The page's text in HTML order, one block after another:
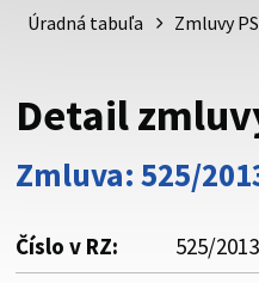
psk.sk.
Buďte pozorní a vždy sa
cez zabezpečenú webovú
vždy začína https:// pred
Úradná tabuľa Zmluvy
Detail
Zmluva: 525/
Číslo v RZ:
525/